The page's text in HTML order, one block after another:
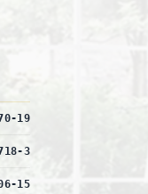
19
3
15